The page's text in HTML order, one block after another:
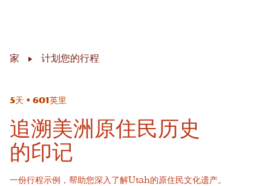
家 计划您的行程
5天 • 601英里
追溯美洲原住民历史
的印记
一份行程示例，帮助您深入了解Utah的原住民文化遗产。